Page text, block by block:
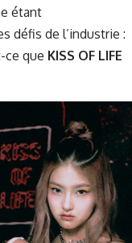
étant
défis de l’industrie :
ce que KISS OF LIFE